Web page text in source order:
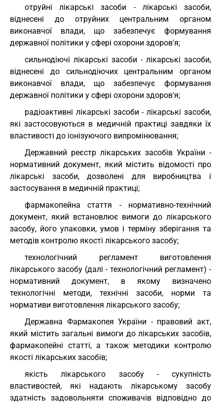
отруйні лікарські засоби - лікарські засоби,
віднесені до отруйних центральним органом
виконавчої влади, що забезпечує формування
державної політики у сфері охорони здоров'я;
сильнодіючі лікарські засоби - лікарські засоби,
віднесені до сильнодіючих центральним органом
виконавчої влади, що забезпечує формування
державної політики у сфері охорони здоров'я;
радіоактивні лікарські засоби - лікарські засоби,
які застосовуються в медичній практиці завдяки їх
властивості до іонізуючого випромінювання;
Державний реєстр лікарських засобів України -
нормативний документ, який містить відомості про
лікарські засоби, дозволені для виробництва і
застосування в медичній практиці;
фармакопейна стаття - нормативно-технічний
документ, який встановлює вимоги до лікарського
засобу, його упаковки, умов і терміну зберігання та
методів контролю якості лікарського засобу;
технологічний регламент виготовлення
лікарського засобу (далі - технологічний регламент) -
нормативний документ, в якому визначено
технологічні методи, технічні засоби, норми та
нормативи виготовлення лікарського засобу;
Державна Фармакопея України - правовий акт,
який містить загальні вимоги до лікарських засобів,
фармакопейні статті, а також методики контролю
якості лікарських засобів;
якість лікарського засобу - сукупність
властивостей, які надають лікарському засобу
здатність задовольняти споживачів відповідно до